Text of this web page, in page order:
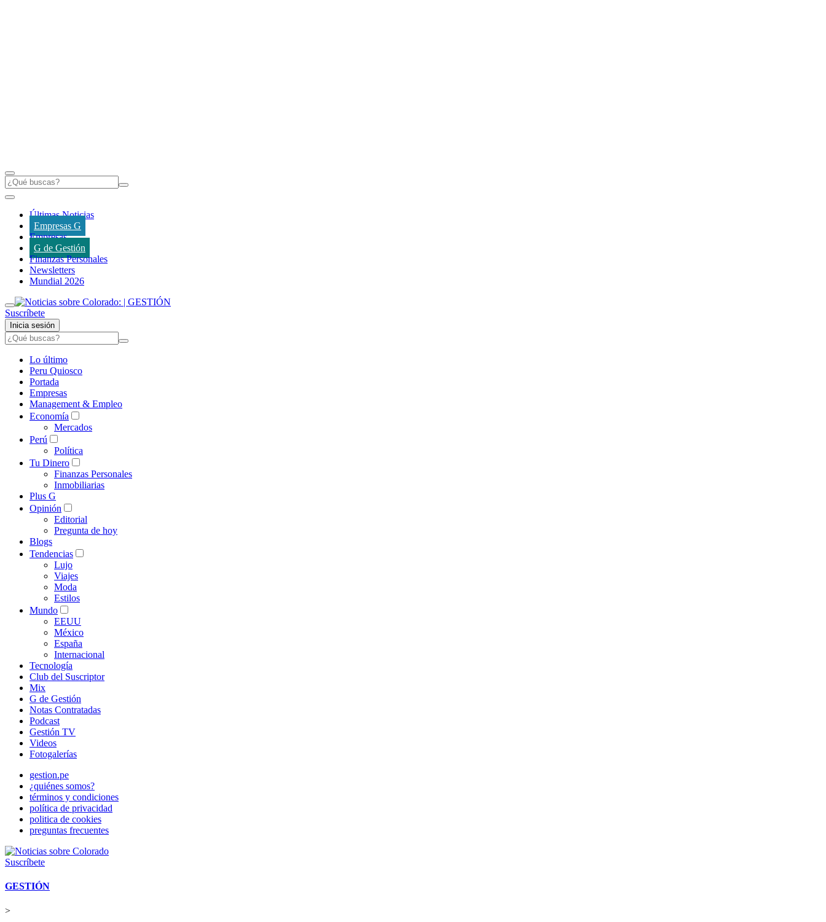
Últimas Noticias
Empresas G
Empresas
G de Gestión
Finanzas Personales
Newsletters
Mundial 2026
Suscríbete
Inicia sesión
Lo último
Peru Quiosco
Portada
Empresas
Management & Empleo
Economía
Mercados
Perú
Política
Tu Dinero
Finanzas Personales
Inmobiliarias
Plus G
Opinión
Editorial
Pregunta de hoy
Blogs
Tendencias
Lujo
Viajes
Moda
Estilos
Mundo
EEUU
México
España
Internacional
Tecnología
Club del Suscriptor
Mix
G de Gestión
Notas Contratadas
Podcast
Gestión TV
Videos
Fotogalerías
gestion.pe
¿quiénes somos?
términos y condiciones
política de privacidad
politica de cookies
preguntas frecuentes
Suscríbete
GESTIÓN
>